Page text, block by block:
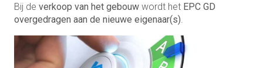
Bij de verkoop van het gebouw wordt het EPC GD
overgedragen aan de nieuwe eigenaar(s)